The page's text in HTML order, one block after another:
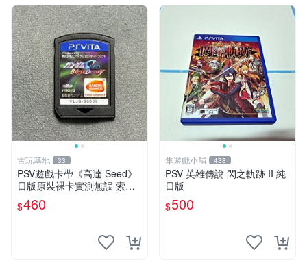
古玩基地 33
PSV遊戲卡帶《高達 Seed》
日版原裝裸卡實測無誤 索尼
專機獨享嚴選推薦 psv 高達
無誤卡帶
$460
隼遊戲小舖 438
PSV 英雄傳說 閃之軌跡 II 純
日版
$500